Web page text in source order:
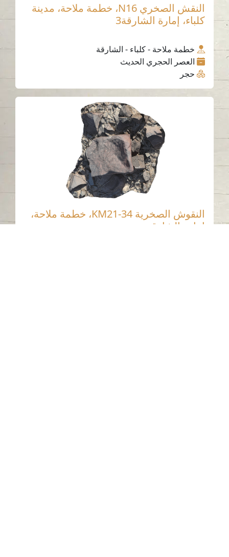
النقش الصخري N16، خطمة ملاحة، مدينة
كلباء، إمارة الشارقة3
خطمة ملاحة - كلباء - الشارقة
العصر الحجري الحديث
حجر
النقوش الصخرية KM21-34، خطمة ملاحة،
إمارة الشارقة.